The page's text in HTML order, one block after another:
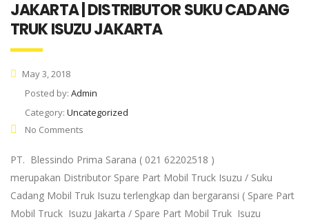
JAKARTA | DISTRIBUTOR SUKU CADANG
TRUK ISUZU JAKARTA
May 3, 2018
Posted by: Admin
Category: Uncategorized
No Comments
PT. Blessindo Prima Sarana ( 021 62202518 )
merupakan Distributor Spare Part Mobil Truck Isuzu / Suku
Cadang Mobil Truk Isuzu terlengkap dan bergaransi ( Spare Part
Mobil Truck Isuzu Jakarta / Spare Part Mobil Truk Isuzu